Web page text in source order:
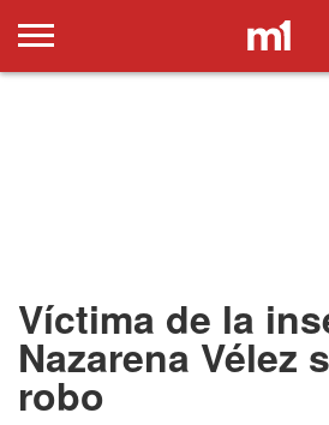
Víctima de la
Nazarena Vélez
robo